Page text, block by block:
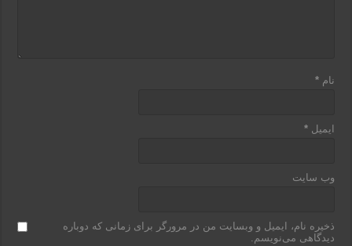
نام*
ایمیل*
وب‌ سایت
ذخیره نام، ایمیل و وبسایت من در مرورگر برای زمانی که دوباره
دیدگاهی می‌نویسم.